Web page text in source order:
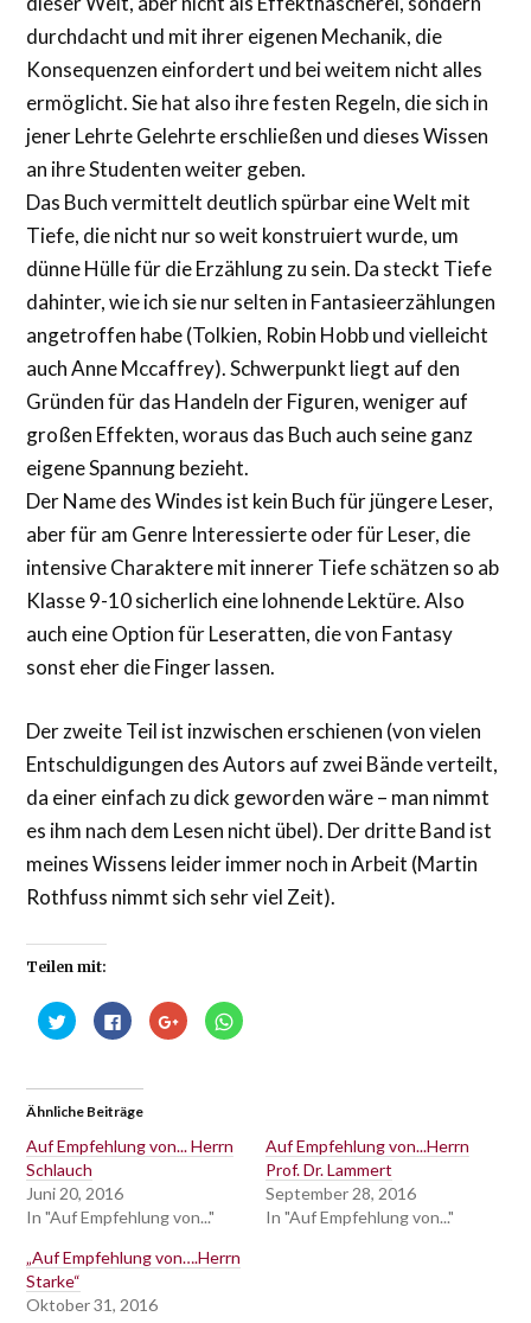
durchdacht und mit ihrer eigenen Mechanik, die
Konsequenzen einfordert und bei weitem nicht alles
ermöglicht. Sie hat also ihre festen Regeln, die sich in
jener Lehrte Gelehrte erschließen und dieses Wissen
an ihre Studenten weiter geben.
Das Buch vermittelt deutlich spürbar eine Welt mit
Tiefe, die nicht nur so weit konstruiert wurde, um
dünne Hülle für die Erzählung zu sein. Da steckt Tiefe
dahinter, wie ich sie nur selten in Fantasieerzählungen
angetroffen habe (Tolkien, Robin Hobb und vielleicht
auch Anne Mccaffrey). Schwerpunkt liegt auf den
Gründen für das Handeln der Figuren, weniger auf
großen Effekten, woraus das Buch auch seine ganz
eigene Spannung bezieht.
Der Name des Windes ist kein Buch für jüngere Leser,
aber für am Genre Interessierte oder für Leser, die
intensive Charaktere mit innerer Tiefe schätzen so ab
Klasse 9-10 sicherlich eine lohnende Lektüre. Also
auch eine Option für Leseratten, die von Fantasy
sonst eher die Finger lassen.
Der zweite Teil ist inzwischen erschienen (von vielen
Entschuldigungen des Autors auf zwei Bände verteilt,
da einer einfach zu dick geworden wäre – man nimmt
es ihm nach dem Lesen nicht übel). Der dritte Band ist
meines Wissens leider immer noch in Arbeit (Martin
Rothfuss nimmt sich sehr viel Zeit).
Teilen mit:
Klick,
um
teilen
(Wird
in
Fenster
geöffnet)
Klick,
um
teilen
in
Fenster
geöffnet)
Zum
Teilen
geöffnet)
Klicken,
um
Fenster
geöffnet)
Ähnliche Beiträge
Auf Empfehlung von... Herrn
Schlauch
Juni 20, 2016
In "Auf Empfehlung von..."
Auf Empfehlung von...Herrn
Prof. Dr. Lammert
September 28, 2016
In "Auf Empfehlung von..."
„Auf Empfehlung von….Herrn
Starke“
Oktober 31, 2016